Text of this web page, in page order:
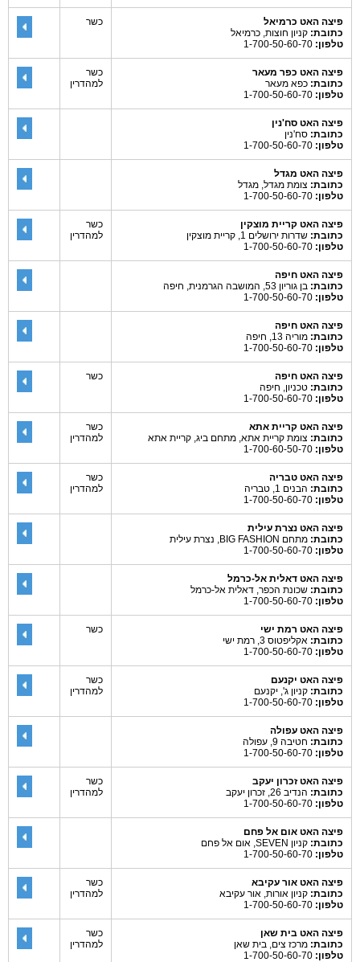
פיצה האט כרמיאל
כתובת: קניון חוצות, כרמיאל
טלפון:
כשר
פיצה האט כפר מעאר
כתובת: כפא מעאר
טלפון:
כשר
למהדרין
פיצה האט סח'נין
כתובת: סח'נין
טלפון:
פיצה האט מגדל
כתובת: צומת מגדל, מגדל
טלפון:
פיצה האט קריית מוצקין
כתובת: שדרות ירושלים 1, קריית מוצקין
טלפון:
כשר
למהדרין
פיצה האט חיפה
כתובת: בן גוריון 53, המושבה הגרמנית, חיפה
טלפון:
פיצה האט חיפה
כתובת: מוריה 13, חיפה
טלפון:
פיצה האט חיפה
כתובת: טכניון, חיפה
טלפון:
כשר
פיצה האט קריית אתא
כתובת: צומת קריית אתא, מתחם ביג, קריית אתא
טלפון:
כשר
למהדרין
פיצה האט טבריה
כתובת: הבנים 1, טבריה
טלפון:
כשר
למהדרין
פיצה האט נצרת עילית
כתובת: מתחם BIG FASHION, נצרת עילית
טלפון:
פיצה האט דאלית אל-כרמל
כתובת: שכונת הכפר, דאלית אל-כרמל
טלפון:
פיצה האט רמת ישי
כתובת: אקליפטוס 3, רמת ישי
טלפון:
כשר
פיצה האט יקנעם
כתובת: קניון ג', יקנעם
טלפון:
כשר
למהדרין
פיצה האט עפולה
כתובת: חטיבה 9, עפולה
טלפון:
פיצה האט זכרון יעקב
כתובת: הנדיב 26, זכרון יעקב
טלפון:
כשר
למהדרין
פיצה האט אום אל פחם
כתובת: קניון SEVEN, אום אל פחם
טלפון:
פיצה האט אור עקיבא
כתובת: קניון אורות, אור עקיבא
טלפון:
כשר
למהדרין
פיצה האט בית שאן
כתובת: מרכז צים, בית שאן
טלפון:
כשר
למהדרין